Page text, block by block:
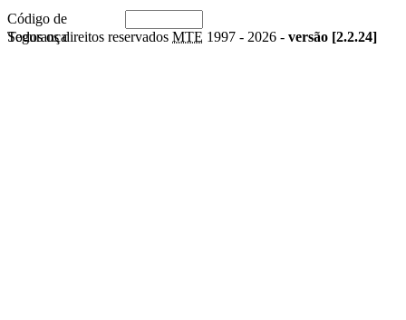
Código de
Segurança
Todos os direitos reservados MTE 1997 - 2026 - versão [2.2.24]